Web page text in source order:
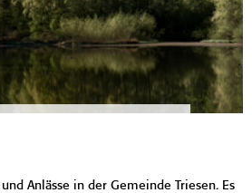
Anlässe in der Gemeinde Triesen. Es